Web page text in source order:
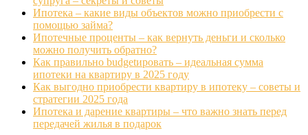
Ипотека – какие виды объектов можно приобрести с
помощью займа?
Ипотечные проценты – как вернуть деньги и сколько
можно получить обратно?
Как правильно budgetировать – идеальная сумма
ипотеки на квартиру в 2025 году
Как выгодно приобрести квартиру в ипотеку – советы и
стратегии 2025 года
Ипотека и дарение квартиры – что важно знать перед
передачей жилья в подарок